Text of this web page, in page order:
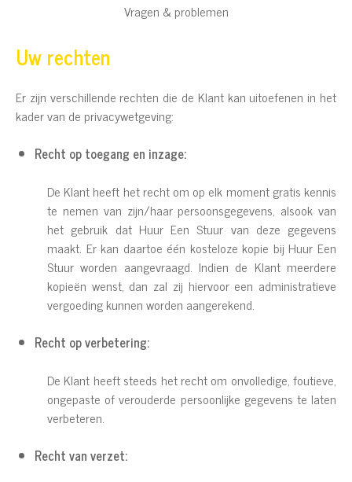
Vragen & problemen
Uw rechten
Er zijn verschillende rechten die de Klant kan uitoefenen in het
kader van de privacywetgeving:
Recht op toegang en inzage:
De Klant heeft het recht om op elk moment gratis kennis
te nemen van zijn/haar persoonsgegevens, alsook van
het gebruik dat Huur Een Stuur van deze gegevens
maakt. Er kan daartoe één kosteloze kopie bij Huur Een
Stuur worden aangevraagd. Indien de Klant meerdere
kopieën wenst, dan zal zij hiervoor een administratieve
vergoeding kunnen worden aangerekend.
Recht op verbetering:
De Klant heeft steeds het recht om onvolledige, foutieve,
ongepaste of verouderde persoonlijke gegevens te laten
verbeteren.
Recht van verzet: